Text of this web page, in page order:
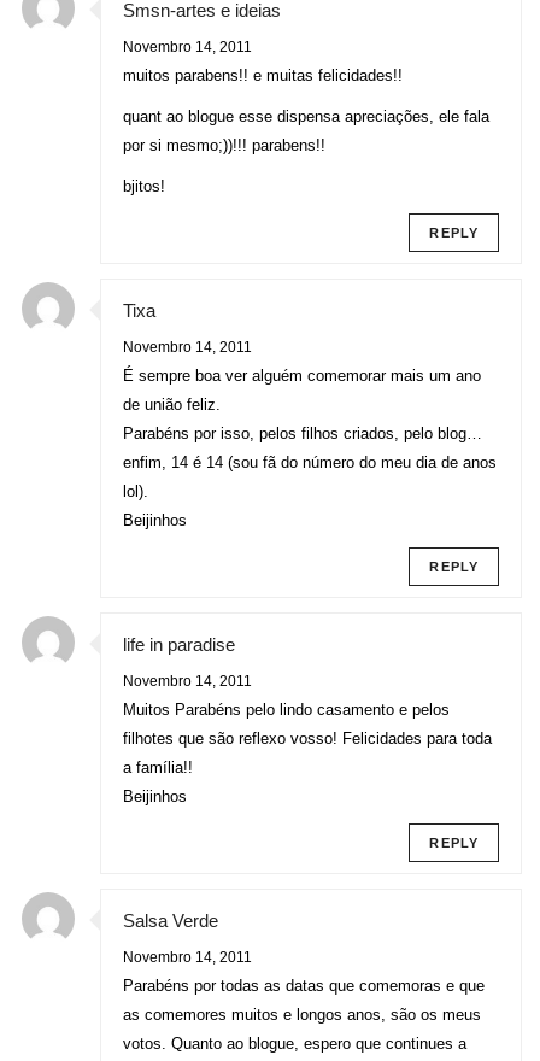
Smsn-artes e ideias
Novembro 14, 2011
muitos parabens!! e muitas felicidades!!
quant ao blogue esse dispensa apreciações, ele fala
por si mesmo;))!!! parabens!!
bjitos!
REPLY
Tixa
Novembro 14, 2011
É sempre boa ver alguém comemorar mais um ano
de união feliz.
Parabéns por isso, pelos filhos criados, pelo blog…
enfim, 14 é 14 (sou fã do número do meu dia de anos
lol).
Beijinhos
REPLY
life in paradise
Novembro 14, 2011
Muitos Parabéns pelo lindo casamento e pelos
filhotes que são reflexo vosso! Felicidades para toda
a família!!
Beijinhos
REPLY
Salsa Verde
Novembro 14, 2011
Parabéns por todas as datas que comemoras e que
as comemores muitos e longos anos, são os meus
votos. Quanto ao blogue, espero que continues a